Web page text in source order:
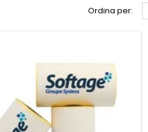
Ordina per: